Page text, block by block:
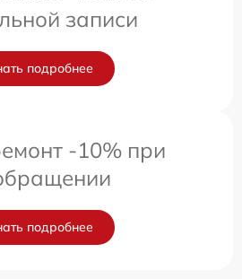
записи
подробнее
-10% при
подробнее